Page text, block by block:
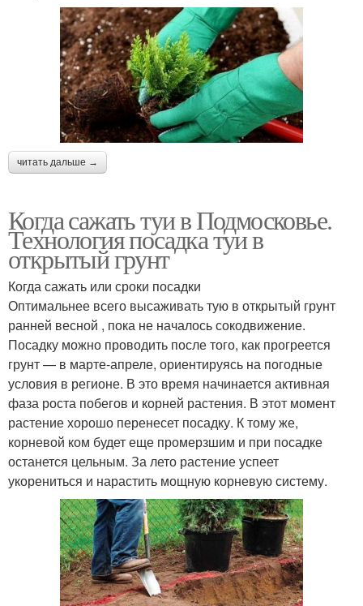
читать дальше →
Когда сажать туи в Подмосковье.
Технология посадка туи в
открытый грунт
Когда сажать или сроки посадки
Оптимальнее всего высаживать тую в открытый грунт
ранней весной , пока не началось сокодвижение.
Посадку можно проводить после того, как прогреется
грунт — в марте-апреле, ориентируясь на погодные
условия в регионе. В это время начинается активная
фаза роста побегов и корней растения. В этот момент
растение хорошо перенесет посадку. К тому же,
корневой ком будет еще промерзшим и при посадке
останется цельным. За лето растение успеет
укорениться и нарастить мощную корневую систему.